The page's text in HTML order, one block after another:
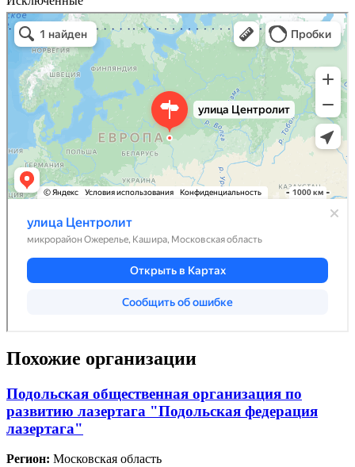
Похожие организации
Подольская общественная организация по
развитию лазертага "Подольская федерация
лазертага"
Регион: Московская область